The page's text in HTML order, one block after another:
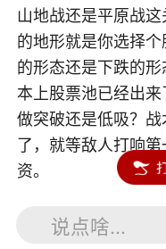
山地战还是平原战
的地形就是你选择
的形态还是下跌的
本上股票池已经出
做突破还是低吸？
了，就等敌人打响
资。
内容如涉及个股仅供参考
说点啥...